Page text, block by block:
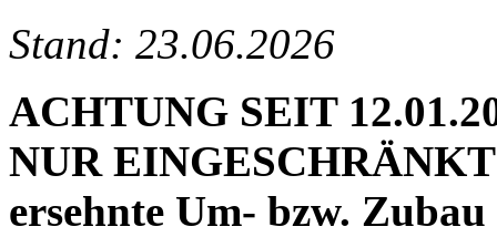
Stand: 23.06.2026
ACHTUNG SEIT
NUR
ersehnte Um- bzw.